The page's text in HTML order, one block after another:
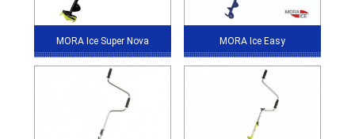
MORA Ice Super Nova MORA Ice Easy